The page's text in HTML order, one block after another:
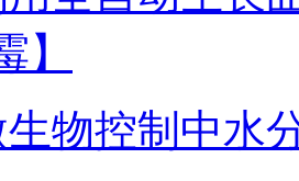
】
物控制中水